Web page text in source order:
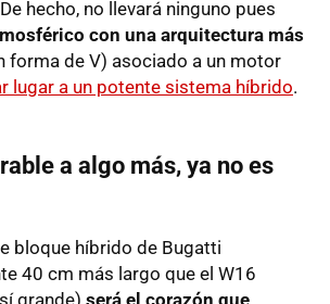
hecho, no llevará ninguno pues
con una arquitectura más
forma de V) asociado a un motor
lugar a un potente sistema híbrido.
a algo más, ya no es
bloque híbrido de Bugatti
40 cm más largo que el W16
grande) será el corazón que